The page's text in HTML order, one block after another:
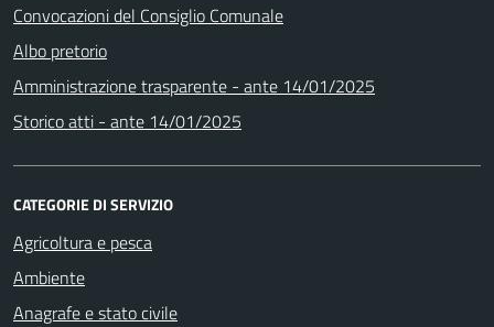
Convocazioni del Consiglio Comunale
Albo pretorio
Amministrazione trasparente - ante 14/01/2025
Storico atti - ante 14/01/2025
CATEGORIE DI SERVIZIO
Agricoltura e pesca
Ambiente
Anagrafe e stato civile